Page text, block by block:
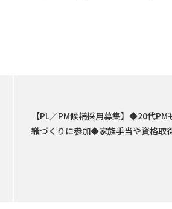
【PL／PM候補採用募集】◆20代
織づくりに参加◆家族手当や資格取